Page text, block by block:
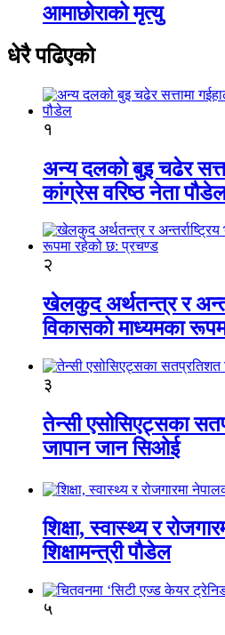
आमाछोराको मृत्यु
धेरै पढिएको
१
अन्य दलको बुइ चढेर
कांग्रेस वरिष्ठ नेता
२
खेलकुद अर्थतन्त्र र
विकासको माध्यमका
३
तेन्सी एसोसिएट्सका
जापान जान सिओई
शिक्षा, स्वास्थ्य र
शिक्षामन्त्री पौडेल
५